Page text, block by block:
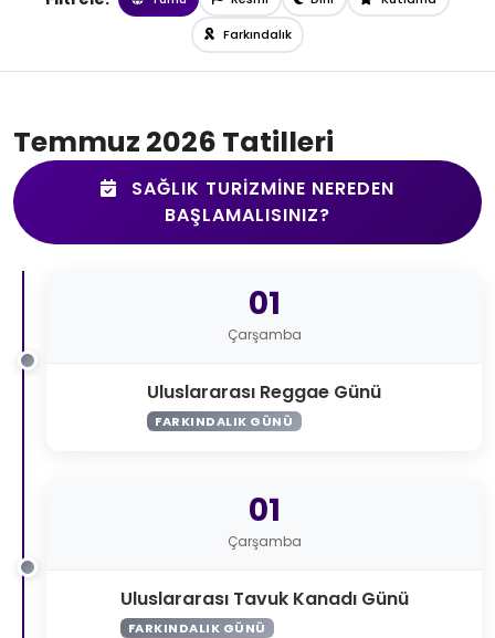
Farkındalık
Temmuz 2026 Tatilleri
SAĞLIK TURIZMINE NEREDEN
BAŞLAMALISINIZ?
01
Çarşamba
Uluslararası Reggae Günü
FARKINDALIK GÜNÜ
01
Çarşamba
Uluslararası Tavuk Kanadı Günü
FARKINDALIK GÜNÜ